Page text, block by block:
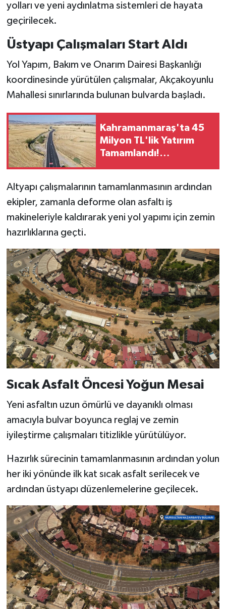
yolları ve yeni aydınlatma sistemleri de hayata
geçirilecek.
Üstyapı Çalışmaları Start Aldı
Yol Yapım, Bakım ve Onarım Dairesi Başkanlığı
koordinesinde yürütülen çalışmalar, Akçakoyunlu
Mahallesi sınırlarında bulunan bulvarda başladı.
Kahramanmaraş'ta 45
Milyon TL'lik Yatırım
Tamamlandı!
Altyapı çalışmalarının tamamlanmasının ardından
ekipler, zamanla deforme olan asfaltı iş
makineleriyle kaldırarak yeni yol yapımı için zemin
hazırlıklarına geçti.
Sıcak Asfalt Öncesi Yoğun Mesai
Yeni asfaltın uzun ömürlü ve dayanıklı olması
amacıyla bulvar boyunca reglaj ve zemin
iyileştirme çalışmaları titizlikle yürütülüyor.
Hazırlık sürecinin tamamlanmasının ardından yolun
her iki yönünde ilk kat sıcak asfalt serilecek ve
ardından üstyapı düzenlemelerine geçilecek.
BİLİMNET
SEÇİM 2014
ÇEK GÖNDER
KİTAP
HEDEF2020
MİZAH
TARİH
Genel
Politika
YEREL
BÖLGEDEN
BİLİM TEKNOLOJİ
ASAYİŞ
ÇEVRE
BİLİM VE TEKNOLOJİ
YARIŞMALAR
TANITIM
HABERDE İNSAN